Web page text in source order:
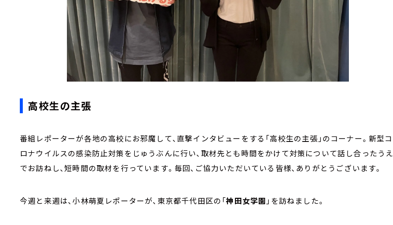
高校生の主張
番組レポーターが各地の高校にお邪魔して、直撃インタビューをする「高校生の主張」のコーナー。新型コ
ロナウイルスの感染防止対策をじゅうぶんに行い、取材先とも時間をかけて対策について話し合ったうえ
でお訪ねし、短時間の取材を行っています。毎回、ご協力いただいている皆様、ありがとうございます。
今週と来週は、小林萌夏レポーターが、東京都千代田区の「神田女学園 」を訪ねました。